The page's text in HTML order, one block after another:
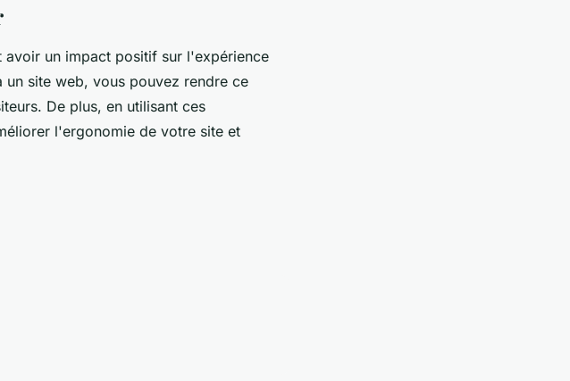
avoir un impact positif sur l'expérience
un site web, vous pouvez rendre ce
De plus, en utilisant ces
l'ergonomie de votre site et